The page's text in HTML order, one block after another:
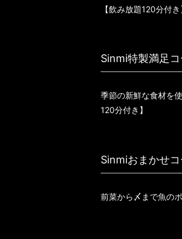
【飲み放題120分付き
Sinmi特製満足
季節の新鮮な食材を
120分付き】
Sinmiおまかせ
前菜から〆まで魚の